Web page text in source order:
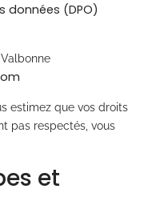
données (DPO)
estimez que vos droits
pas respectés, vous
et